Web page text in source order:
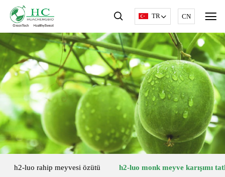
TR CN
h2-luo rahip meyvesi özütü h2-luo monk meyve karışımı